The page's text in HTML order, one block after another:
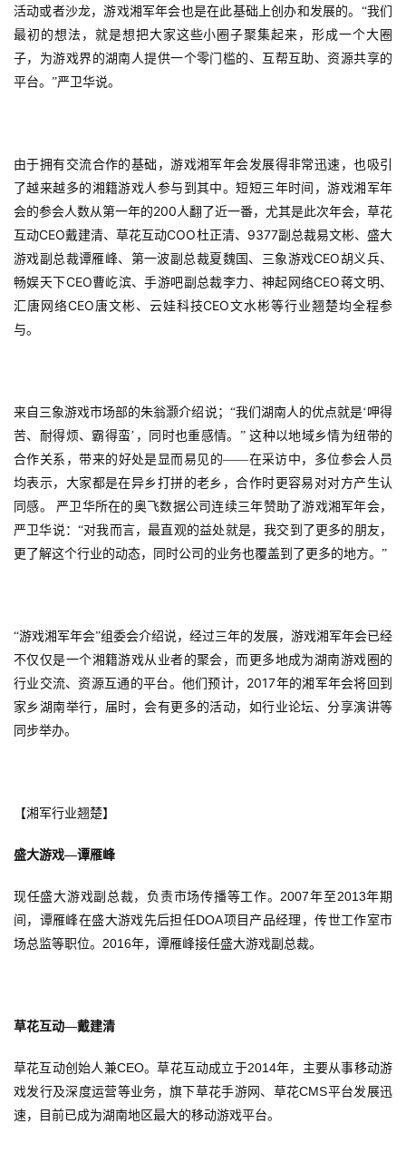
首
页
游
茶
原
游
业
手
机
机
游
戏
活动或者沙龙，游戏湘军年会也是在此基础上创办和发展的。“我们
最初的想法，就是想把大家这些小圈子聚集起来，形成一个大圈
子，为游戏界的湖南人提供一个零门槛的、互帮互助、资源共享的
平台。”严卫华说。
由于拥有交流合作的基础，游戏湘军年会发展得非常迅速，也吸引
了越来越多的湘籍游戏人参与到其中。短短三年时间，游戏湘军年
会的参会人数从第一年的200人翻了近一番，尤其是此次年会，草花
互动CEO戴建清、草花互动COO杜正清、 9377副总裁易文彬、盛大
游戏副总裁谭雁峰、第一波副总裁夏魏国、三象游戏CEO胡义兵、
畅娱天下CEO曹屹滨、手游吧副总裁李力、神起网络CEO蒋文明、
汇唐网络CEO 唐文彬、云娃科技CEO文水彬等行业翘楚均全程参
与。
来自三象游戏市场部的朱翁灏介绍说；“我们湖南人的优点就是‘呷得
苦、耐得烦、霸得蛮’，同时也重感情。” 这种以地域乡情为纽带的
合作关系，带来的好处是显而易见的——在采访中，多位参会人员
均表示，大家都是在异乡打拼的老乡，合作时更容易对对方产生认
同感。
严卫华所在的奥飞数据公司连续三年赞助了游戏湘军年会，
严卫华说：“对我而言，最直观的益处就是，我交到了更多的朋友，
更了解这个行业的动态，同时公司的业务也覆盖到了更多的地方。”
“游戏湘军年会”组委会介绍说，经过三年的发展，游戏湘军年会已经
不仅仅是一个湘籍游戏从业者的聚会，而更多地成为湖南游戏圈的
行业交流、资源互通的平台。他们预计， 2017年的湘军年会将回到
家乡湖南举行，届时，会有更多的活动，如行业论坛、分享演讲等
同步举办。
【湘军行业翘楚】
盛大游戏—谭雁峰
现任盛大游戏副总裁，负责市场传播等工作。2007年至2013年期
间，谭雁峰在盛大游戏先后担任DOA项目产品经理，传世工作室市
场总监等职位。 2016年，谭雁峰接任盛大游戏副总裁。
草花互动—戴建清
草花互动创始人兼CEO。草花互动成立于2014年，主要从事移动游
戏发行及深度运营等业务，旗下草花手游网、草花CMS平台发展迅
速，目前已成为湖南地区最大的移动游戏平台。